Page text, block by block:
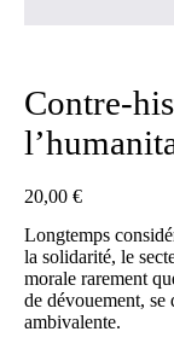
Contre-
20,00 €
Longtemps
la solidarité, le
morale rarement
de dévouement,
ambivalente.